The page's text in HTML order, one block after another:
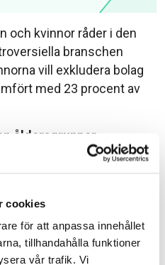
cookies
för att anpassa innehållet
tillhandahålla funktioner
vår trafik. Vi
och kvinnor råder i den
branschen
vill exkludera bolag
med 23 procent av
åldersgrupper
märks en betydande
av de över 60 år
bara 34 procent av de